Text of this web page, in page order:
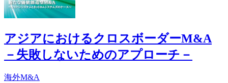
アジアにおけるクロスボーダーM&A
－失敗しないためのアプローチ－
海外M&A